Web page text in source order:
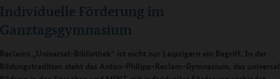
Individuelle Förderung im
Ganztagsgymnasium
Reclams „Universal-Bibliothek“ ist nicht nur Leipzigern ein Begriff. In der
Bildungstradition steht das Anton-Philipp-Reclam-Gymnasium, das